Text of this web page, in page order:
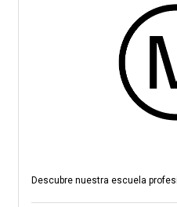
Descubre nuestra escuela